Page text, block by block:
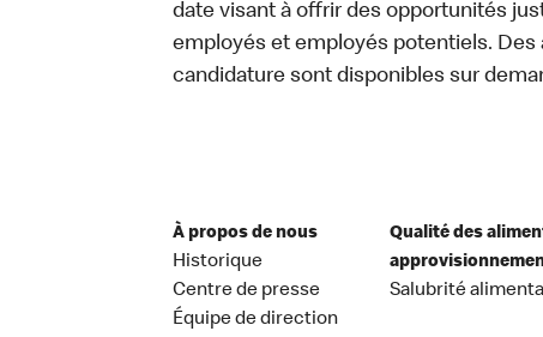
date visant à offrir des opportunités
employés et employés potentiels.
candidature sont disponibles sur
À propos de nous
Historique
Centre de presse
Équipe de direction
Qualité des
Salubrité